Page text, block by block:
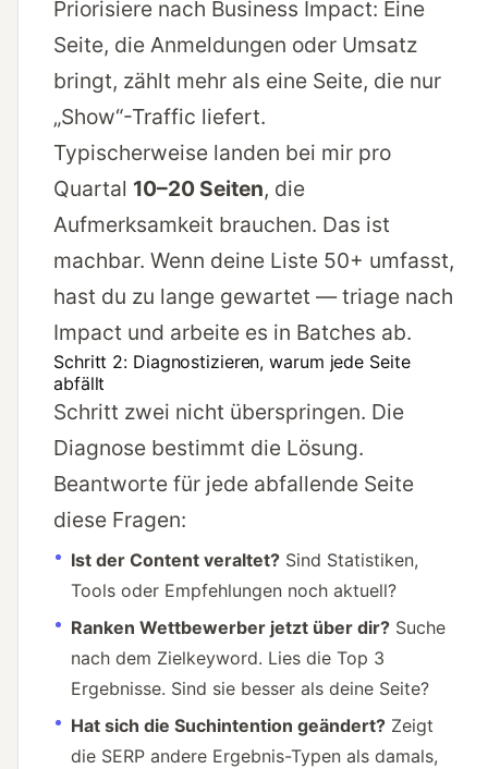
Priorisiere nach Business Impact: Eine
Seite, die Anmeldungen oder Umsatz
bringt, zählt mehr als eine Seite, die nur
„Show“-Traffic liefert.
Typischerweise landen bei mir pro
Quartal 10–20 Seiten, die
Aufmerksamkeit brauchen. Das ist
machbar. Wenn deine Liste 50+ umfasst,
hast du zu lange gewartet — triage nach
Impact und arbeite es in Batches ab.
Schritt 2: Diagnostizieren, warum jede Seite
abfällt
Schritt zwei nicht überspringen. Die
Diagnose bestimmt die Lösung.
Beantworte für jede abfallende Seite
diese Fragen:
Ist der Content veraltet? Sind Statistiken,
Tools oder Empfehlungen noch aktuell?
Ranken Wettbewerber jetzt über dir? Suche
nach dem Zielkeyword. Lies die Top 3
Ergebnisse. Sind sie besser als deine Seite?
Hat sich die Suchintention geändert? Zeigt
die SERP andere Ergebnis-Typen als damals,